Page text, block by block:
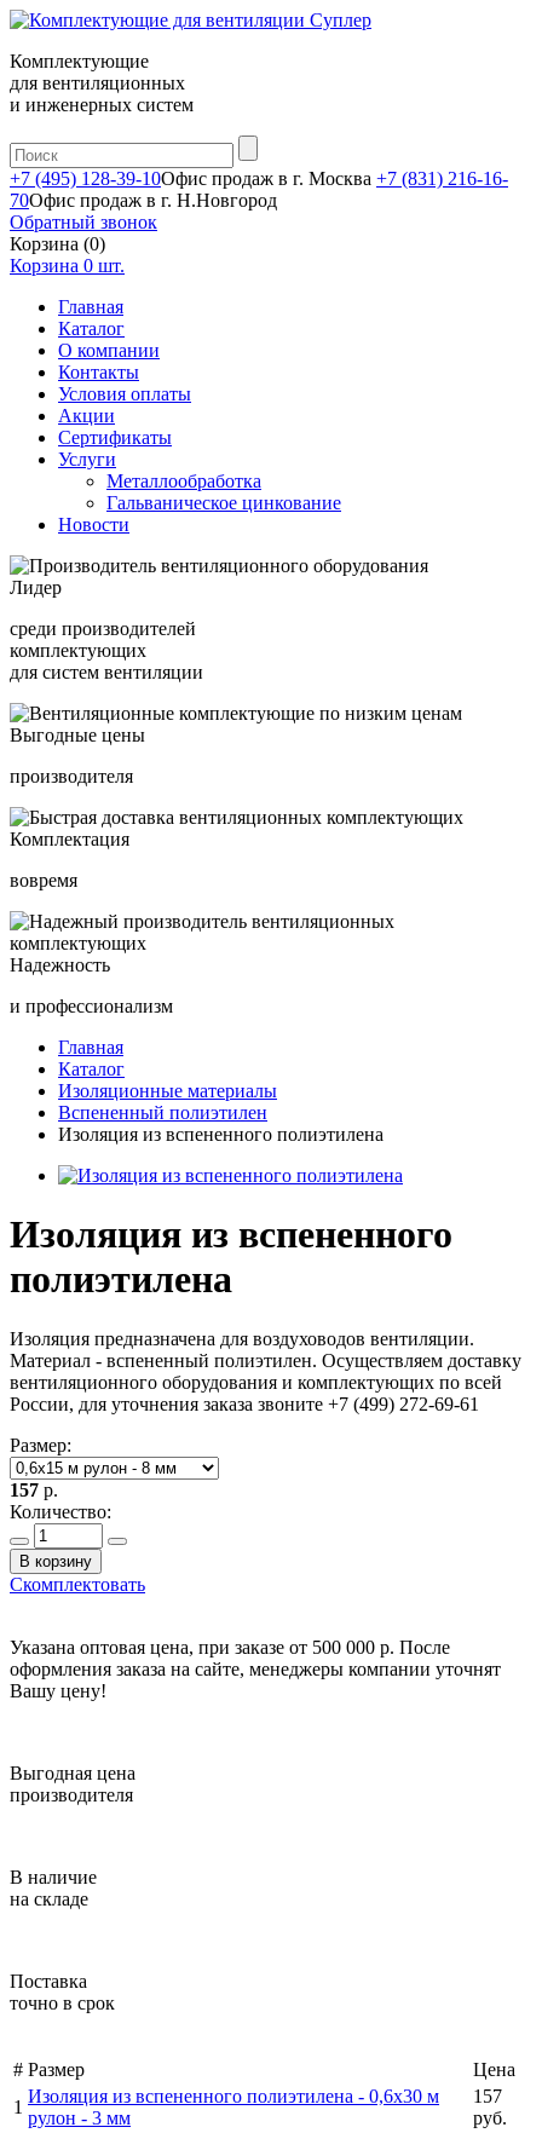
Комплектующие
для вентиляционных
и инженерных систем
+7 (495) 128-39-10Офис продаж в г. Москва +7 (831) 216-16-
70Офис продаж в г. Н.Новгород
Обратный звонок
Корзина (0)
Корзина 0 шт.
Главная
Каталог
О компании
Контакты
Условия оплаты
Акции
Сертификаты
Услуги
Металлообработка
Гальваническое цинкование
Новости
Лидер
среди производителей
комплектующих
для систем вентиляции
Выгодные цены
производителя
Комплектация
вовремя
Надежность
и профессионализм
Главная
Каталог
Изоляционные материалы
Вспененный полиэтилен
Изоляция из вспененного полиэтилена
Изоляция из вспененного
полиэтилена
Изоляция предназначена для воздуховодов вентиляции.
Материал - вспененный полиэтилен. Осуществляем доставку
вентиляционного оборудования и комплектующих по всей
России, для уточнения заказа звоните +7 (499) 272-69-61
Размер:
157 р.
Количество:
В корзину
Скомплектовать
Указана оптовая цена, при заказе от 500 000 р. После
оформления заказа на сайте, менеджеры компании уточнят
Вашу цену!
Выгодная цена
производителя
В наличие
на складе
Поставка
точно в срок
# Размер
Цена
1
Изоляция из вспененного полиэтилена - 0,6х30 м
рулон - 3 мм
157
руб.